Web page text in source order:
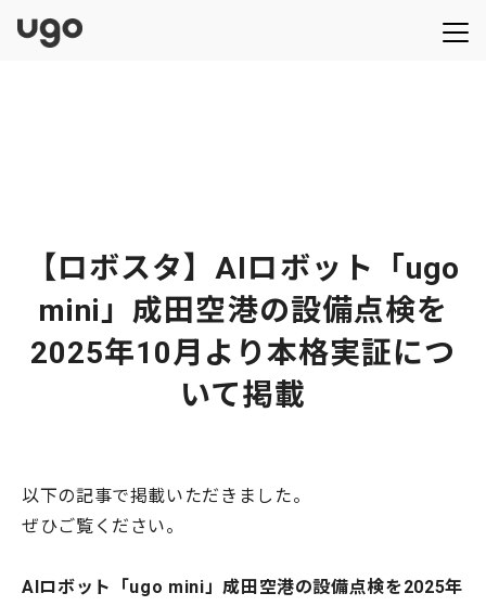
【ロボスタ】AIロボット「ugo
mini」成田空港の設備点検を
2025年10月より本格実証につ
いて掲載
以下の記事で掲載いただきました。
ぜひご覧ください。
AIロボット「ugo mini」成田空港の設備点検を2025年